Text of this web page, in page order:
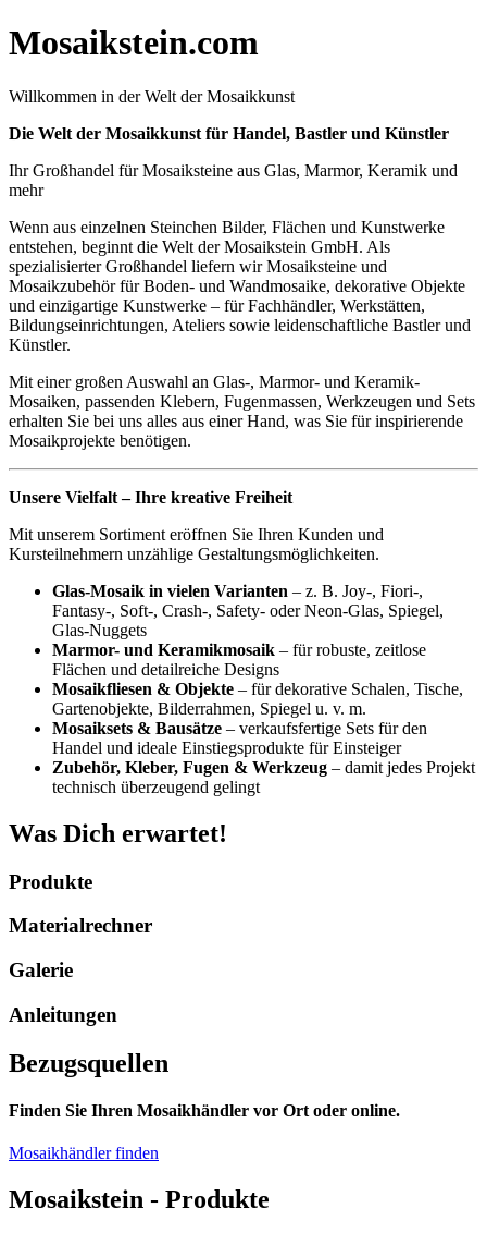
Mosaikstein.com
Willkommen in der Welt der Mosaikkunst
Die Welt der Mosaikkunst für Handel, Bastler und Künstler
Ihr Großhandel für Mosaiksteine aus Glas, Marmor, Keramik und
mehr
Wenn aus einzelnen Steinchen Bilder, Flächen und Kunstwerke
entstehen, beginnt die Welt der Mosaikstein GmbH. Als
spezialisierter Großhandel liefern wir Mosaiksteine und
Mosaikzubehör für Boden- und Wandmosaike, dekorative Objekte
und einzigartige Kunstwerke – für Fachhändler, Werkstätten,
Bildungseinrichtungen, Ateliers sowie leidenschaftliche Bastler und
Künstler.
Mit einer großen Auswahl an Glas-, Marmor- und Keramik-
Mosaiken, passenden Klebern, Fugenmassen, Werkzeugen und Sets
erhalten Sie bei uns alles aus einer Hand, was Sie für inspirierende
Mosaikprojekte benötigen.
Unsere Vielfalt – Ihre kreative Freiheit
Mit unserem Sortiment eröffnen Sie Ihren Kunden und
Kursteilnehmern unzählige Gestaltungsmöglichkeiten.
Glas-Mosaik in vielen Varianten – z. B. Joy-, Fiori-,
Fantasy-, Soft-, Crash-, Safety- oder Neon-Glas, Spiegel,
Glas-Nuggets
Marmor- und Keramikmosaik – für robuste, zeitlose
Flächen und detailreiche Designs
Mosaikfliesen & Objekte – für dekorative Schalen, Tische,
Gartenobjekte, Bilderrahmen, Spiegel u. v. m.
Mosaiksets & Bausätze – verkaufsfertige Sets für den
Handel und ideale Einstiegsprodukte für Einsteiger
Zubehör, Kleber, Fugen & Werkzeug – damit jedes Projekt
technisch überzeugend gelingt
Was Dich erwartet!
Produkte
Materialrechner
Galerie
Anleitungen
Bezugsquellen
Finden Sie Ihren Mosaikhändler vor Ort oder online.
Mosaikhändler finden
Mosaikstein - Produkte